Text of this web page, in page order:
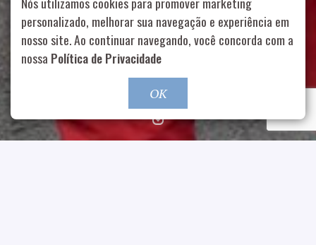
Rua Aurélia, 1714 – Vila Romana, São Paulo – SP | 55 11
99178-5848
contato@nucleofood.com
Role para continar
personalizado, melhorar sua navegação e experiência em
nosso site. Ao continuar navegando, você concorda com a
nossa Política de Privacidade
OK